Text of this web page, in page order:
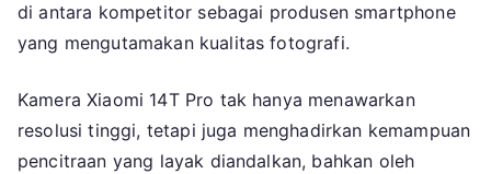
di antara kompetitor sebagai produsen smartphone
yang mengutamakan kualitas fotografi.
Kamera Xiaomi 14T Pro tak hanya menawarkan
resolusi tinggi, tetapi juga menghadirkan kemampuan
pencitraan yang layak diandalkan, bahkan oleh